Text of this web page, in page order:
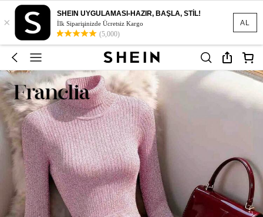
AL
×
SHEIN UYGULAMASI-HAZIR, BAŞLA, STİL!
İlk Siparişinizde Ücretsiz Kargo
(5,000)